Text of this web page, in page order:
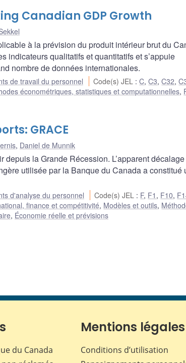
Canadian GDP Growth
à la prévision du produit intérieur brut du
indicateurs qualitatifs et quantitatifs et s’appuie
nombre de données internationales.
de travail du personnel Code(s) JEL :C,C3,C32,
économétriques, statistiques et computationnelles,
GRACE
, Daniel de Munnik
la Grande Récession. L’apparent
utilisée par la Banque du Canada a constitué
d'analyse du personnel Code(s) JEL : F, F1 , F10,
finance et compétitivité, Modèles et outils,
, Économie réelle et prévisions
du Canada
Mentions légales
Conditions d’utilisation